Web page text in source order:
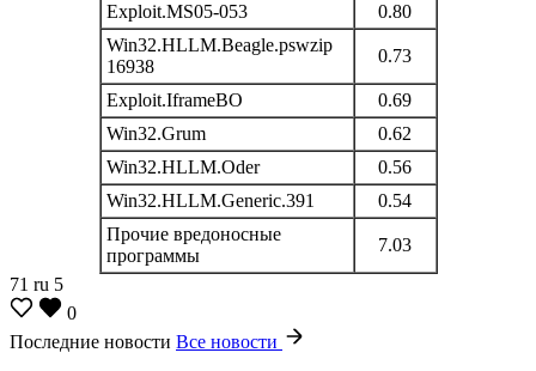
Exploit.MS05-053
0.80
Win32.HLLM.Beagle.pswzip
16938
0.73
Exploit.IframeBO
0.69
Win32.Grum
0.62
Win32.HLLM.Oder
0.56
Win32.HLLM.Generic.391
0.54
Прочие вредоносные
программы
7.03
71 ru 5
0
Последние новости Все новости